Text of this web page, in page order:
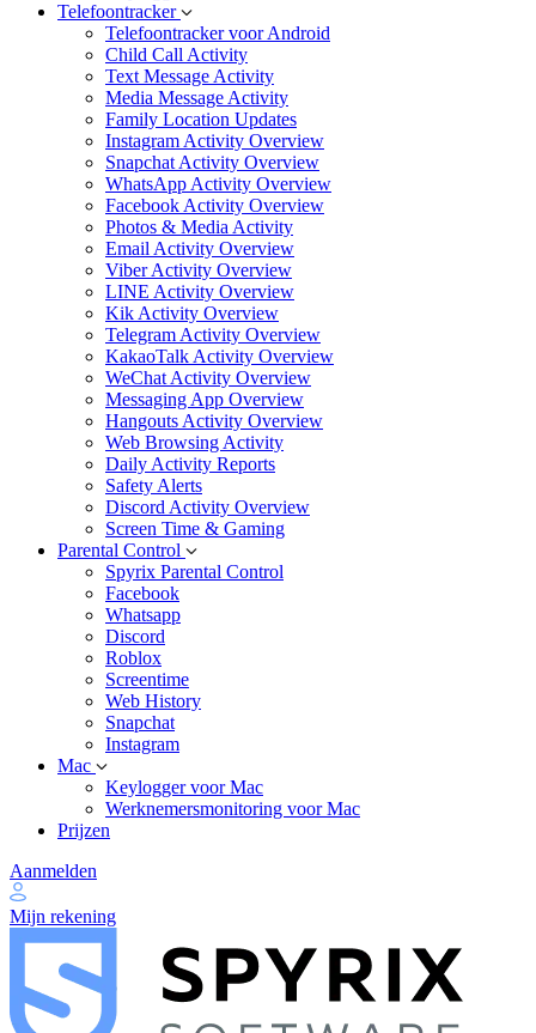
Telefoontracker
Telefoontracker voor Android
Child Call Activity
Text Message Activity
Media Message Activity
Family Location Updates
Instagram Activity Overview
Snapchat Activity Overview
WhatsApp Activity Overview
Facebook Activity Overview
Photos & Media Activity
Email Activity Overview
Viber Activity Overview
LINE Activity Overview
Kik Activity Overview
Telegram Activity Overview
KakaoTalk Activity Overview
WeChat Activity Overview
Messaging App Overview
Hangouts Activity Overview
Web Browsing Activity
Daily Activity Reports
Safety Alerts
Discord Activity Overview
Screen Time & Gaming
Parental Control
Spyrix Parental Control
Facebook
Whatsapp
Discord
Roblox
Screentime
Web History
Snapchat
Instagram
Mac
Keylogger voor Mac
Werknemersmonitoring voor Mac
Prijzen
Aanmelden
Mijn rekening